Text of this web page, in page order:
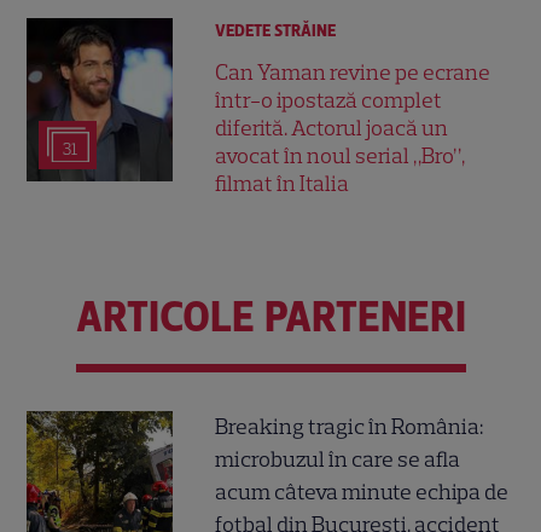
31
VEDETE STRĂINE
Can Yaman revine pe ecrane
într-o ipostază complet
diferită. Actorul joacă un
avocat în noul serial „Bro”,
filmat în Italia
ARTICOLE PARTENERI
Breaking tragic în România:
microbuzul în care se afla
acum câteva minute echipa de
fotbal din București, accident